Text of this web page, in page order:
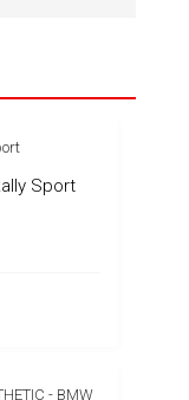
Sport